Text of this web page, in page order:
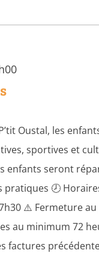
Oustal, les
sportives et
enfants seront
🕗
⚠️ Fermeture
au minimum 72
factures